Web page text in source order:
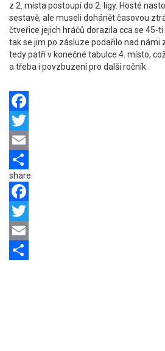
z 2. místa postoupí do 2. ligy. Hosté
sestavě, ale museli dohánět časovou
čtveřice jejich hráčů dorazila cca se 45-ti
tak se jim po zásluze podařilo nad námi
tedy patří v konečné tabulce 4. místo,
a třeba i povzbuzení pro další ročník.
Facebook
Twitter
Email
Share
share
Facebook
Twitter
Email